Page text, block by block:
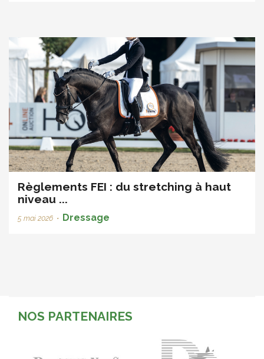
Règlements FEI : du stretching à haut
niveau ...
5 mai 2026 • Dressage
NOS PARTENAIRES